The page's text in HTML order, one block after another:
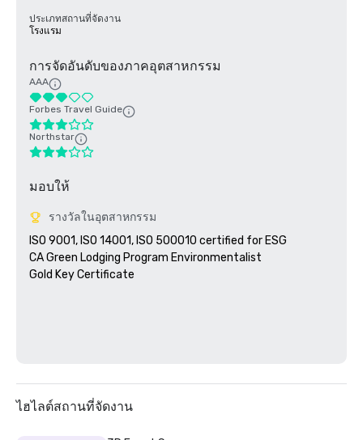
ประเภทสถานที่จัดงาน
โรงแรม
การจัดอันดับของภาคอุตสาหกรรม
AAA
Forbes Travel Guide
Northstar
มอบให้
รางวัลในอุตสาหกรรม
ISO 9001, ISO 14001, ISO 500010 certified for ESG
CA Green Lodging Program Environmentalist
Gold Key Certificate
ไฮไลต์สถานที่จัดงาน